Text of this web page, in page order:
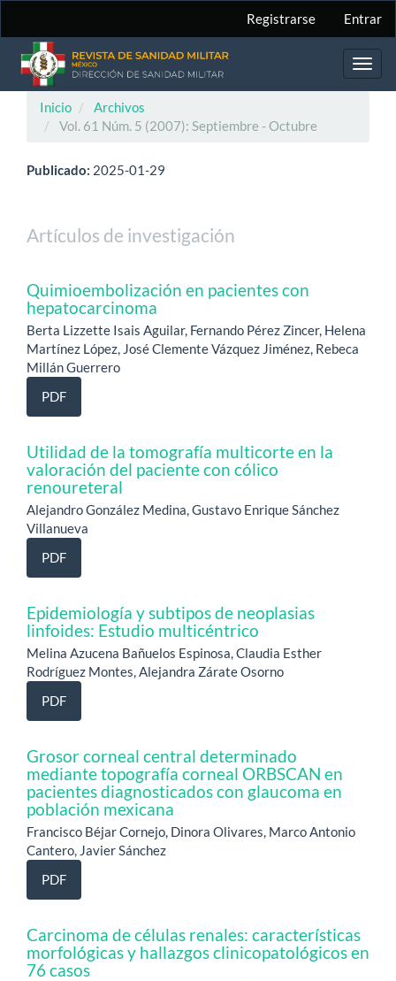
Contenido
principal
Barra
lateral
Registrarse Entrar
Inicio
Archivos
Vol. 61 Núm. 5 (2007): Septiembre - Octubre
Publicado: 2025-01-29
Artículos de investigación
Quimioembolización en pacientes con
hepatocarcinoma
Berta Lizzette Isais Aguilar, Fernando Pérez Zincer, Helena
Martínez López, José Clemente Vázquez Jiménez, Rebeca
Millán Guerrero
PDF
Utilidad de la tomografía multicorte en la
valoración del paciente con cólico
renoureteral
Alejandro González Medina, Gustavo Enrique Sánchez
Villanueva
PDF
Epidemiología y subtipos de neoplasias
linfoides: Estudio multicéntrico
Melina Azucena Bañuelos Espinosa, Claudia Esther
Rodríguez Montes, Alejandra Zárate Osorno
PDF
Grosor corneal central determinado
mediante topografía corneal ORBSCAN en
pacientes diagnosticados con glaucoma en
población mexicana
Francisco Béjar Cornejo, Dinora Olivares, Marco Antonio
Cantero, Javier Sánchez
PDF
Carcinoma de células renales: características
morfológicas y hallazgos clinicopatológicos en
76 casos